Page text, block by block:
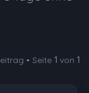
• Seite 1 von 1